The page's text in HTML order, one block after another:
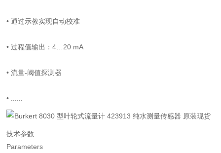
•通过示教实现自动校准
•过程值输出：4…20 mA
•流量-阈值探测器
•
技术参数
Parameters